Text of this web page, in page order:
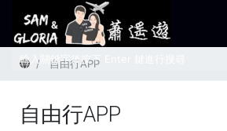
首頁 自由行APP
自由行APP